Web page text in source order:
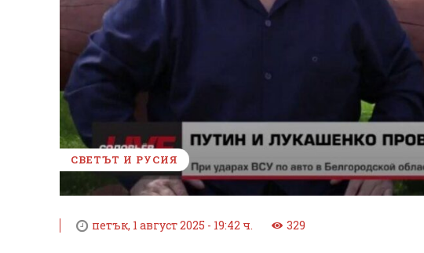
СВЕТЪТ И РУСИЯ
петък, 1 август 2025 - 19:42 ч. 329